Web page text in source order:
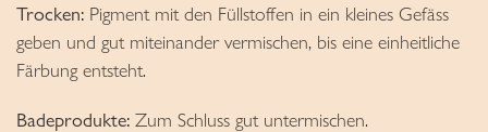
Trocken: Pigment mit den Füllstoffen in ein kleines Gefäss
geben und gut miteinander vermischen, bis eine einheitliche
Färbung entsteht.
Badeprodukte: Zum Schluss gut untermischen.